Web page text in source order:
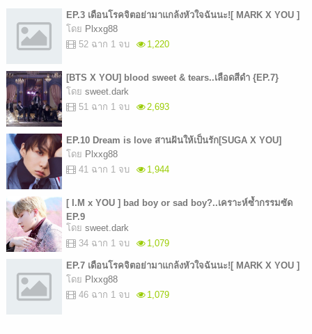
EP.3 เดือนโรคจิตอย่ามาแกล้งหัวใจฉันนะ![ MARK X YOU ]
โดย Plxxg88
52 ฉาก 1 จบ
1,220
[BTS X YOU] blood sweet & tears..เลือดสีดำ {EP.7}
โดย sweet.dark
51 ฉาก 1 จบ
2,693
EP.10 Dream is love สานฝันให้เป็นรัก[SUGA X YOU]
โดย Plxxg88
41 ฉาก 1 จบ
1,944
[ I.M x YOU ] bad boy or sad boy?..เคราะห์ซ้ำกรรมซัด
EP.9
โดย sweet.dark
34 ฉาก 1 จบ
1,079
EP.7 เดือนโรคจิตอย่ามาแกล้งหัวใจฉันนะ![ MARK X YOU ]
โดย Plxxg88
46 ฉาก 1 จบ
1,079